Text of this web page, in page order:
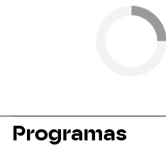
Programas